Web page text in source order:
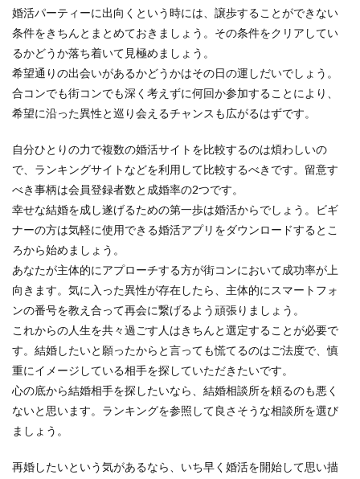
婚活パーティーに出向くという時には、譲歩することができない
条件をきちんとまとめておきましょう。その条件をクリアしてい
るかどうか落ち着いて見極めましょう。
希望通りの出会いがあるかどうかはその日の運しだいでしょう。
合コンでも街コンでも深く考えずに何回か参加することにより、
希望に沿った異性と巡り会えるチャンスも広がるはずです。
自分ひとりの力で複数の婚活サイトを比較するのは煩わしいの
で、ランキングサイトなどを利用して比較するべきです。留意す
べき事柄は会員登録者数と成婚率の2つです。
幸せな結婚を成し遂げるための第一歩は婚活からでしょう。ビギ
ナーの方は気軽に使用できる婚活アプリをダウンロードするとこ
ろから始めましょう。
あなたが主体的にアプローチする方が街コンにおいて成功率が上
向きます。気に入った異性が存在したら、主体的にスマートフォ
ンの番号を教え合って再会に繋げるよう頑張りましょう。
これからの人生を共々過ごす人はきちんと選定することが必要で
す。結婚したいと願ったからと言っても慌てるのはご法度で、慎
重にイメージしている相手を探していただきたいです。
心の底から結婚相手を探したいなら、結婚相談所を頼るのも悪く
ないと思います。ランキングを参照して良さそうな相談所を選び
ましょう。
再婚したいという気があるなら、いち早く婚活を開始して思い描